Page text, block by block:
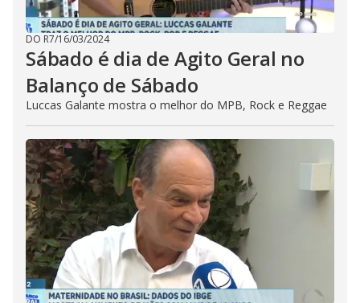
DO R7/16/03/2024
Sábado é dia de Agito Geral no
Balanço de Sábado
Luccas Galante mostra o melhor do MPB, Rock e Reggae